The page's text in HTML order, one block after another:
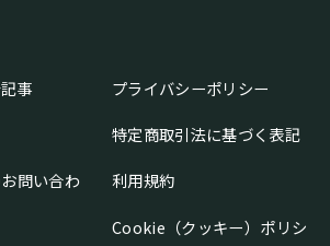
事
問い合わ
プライバシーポリシー
特定商取引法に基づく表記
利用規約
Cookie（クッキー）ポリシ